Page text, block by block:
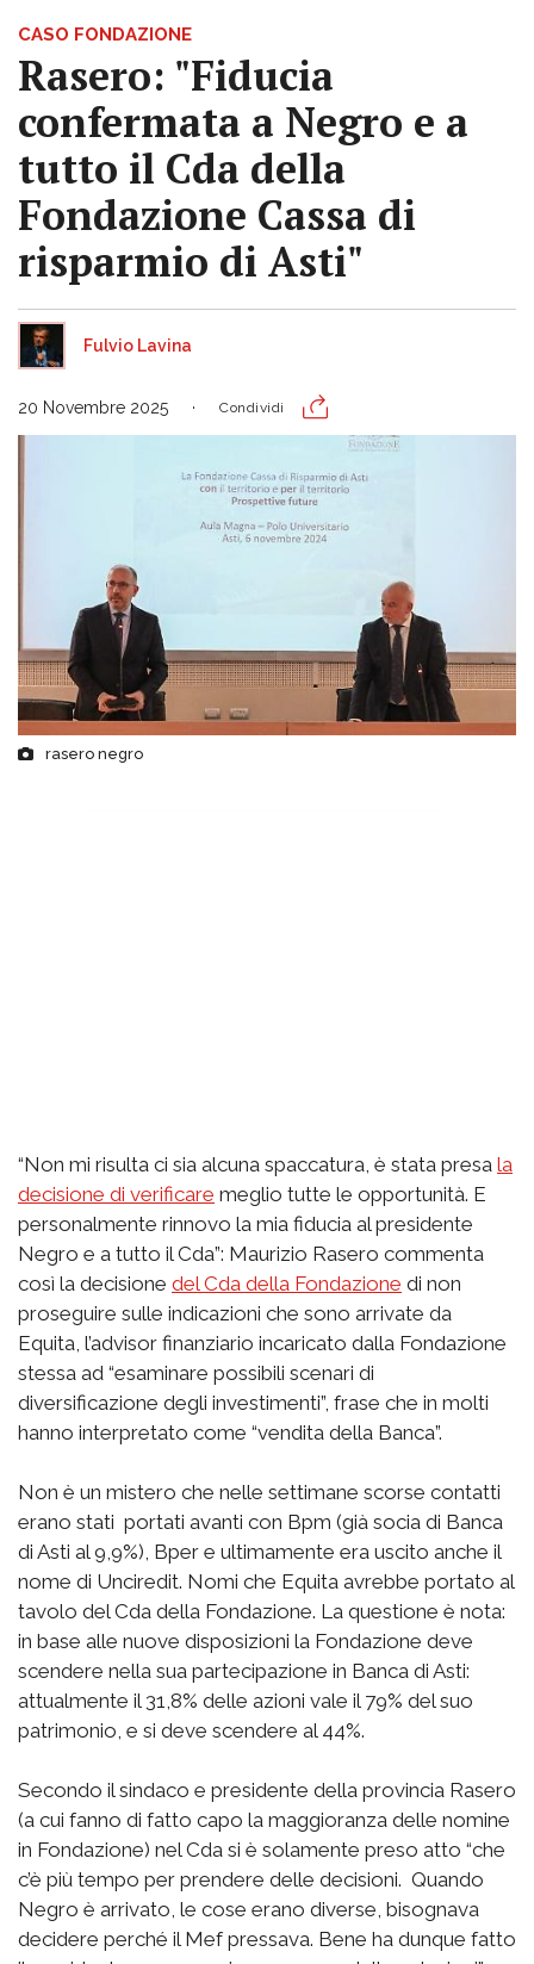
CASO FONDAZIONE
Rasero: "Fiducia
confermata a Negro e a
tutto il Cda della
Fondazione Cassa di
risparmio di Asti"
Fulvio Lavina
20 Novembre 2025 Condividi
rasero negro
“Non mi risulta ci sia alcuna spaccatura, è stata presa la
decisione di verificare meglio tutte le opportunità. E
personalmente rinnovo la mia fiducia al presidente
Negro e a tutto il Cda”: Maurizio Rasero commenta
così la decisione del Cda della Fondazione di non
proseguire sulle indicazioni che sono arrivate da
Equita, l’advisor finanziario incaricato dalla Fondazione
stessa ad “esaminare possibili scenari di
diversificazione degli investimenti”, frase che in molti
hanno interpretato come “vendita della Banca”.
Non è un mistero che nelle settimane scorse contatti
erano stati portati avanti con Bpm (già socia di Banca
di Asti al 9,9%), Bper e ultimamente era uscito anche il
nome di Unciredit. Nomi che Equita avrebbe portato al
tavolo del Cda della Fondazione. La questione è nota:
in base alle nuove disposizioni la Fondazione deve
scendere nella sua partecipazione in Banca di Asti:
attualmente il 31,8% delle azioni vale il 79% del suo
patrimonio, e si deve scendere al 44%.
Secondo il sindaco e presidente della provincia Rasero
(a cui fanno di fatto capo la maggioranza delle nomine
in Fondazione) nel Cda si è solamente preso atto “che
c’è più tempo per prendere delle decisioni. Quando
Negro è arrivato, le cose erano diverse, bisognava
decidere perché il Mef pressava. Bene ha dunque fatto